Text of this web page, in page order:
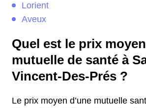
Lorient
Aveux
Quel est le prix
mutuelle de santé à
Vincent-Des-Prés ?
Le prix moyen d’une mutuelle